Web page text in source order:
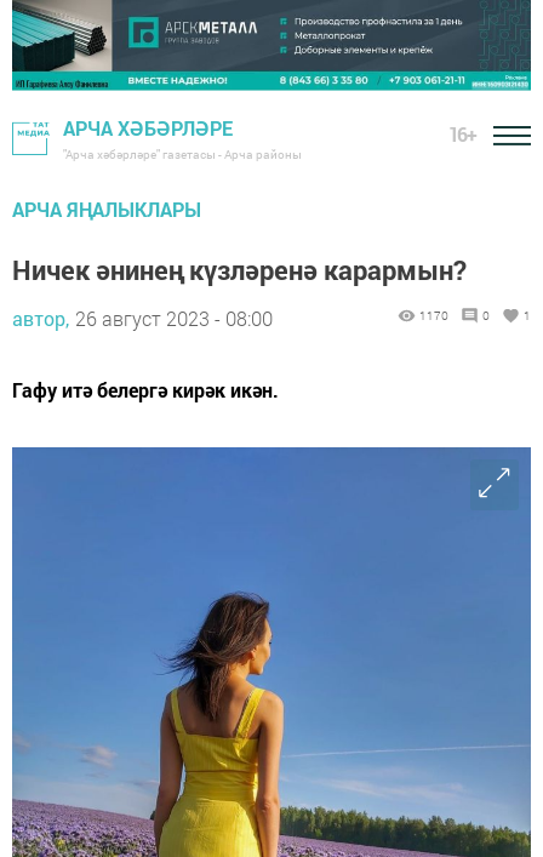
АРЧА ХӘБӘРЛӘРЕ
"Арча хәбәрләре" газетасы - Арча районы
16+
АРЧА ЯҢАЛЫКЛАРЫ
Ничек әнинең күзләренә карармын?
автор, 26 август 2023 - 08:00 1170 0 1
Гафу итә белергә кирәк икән.